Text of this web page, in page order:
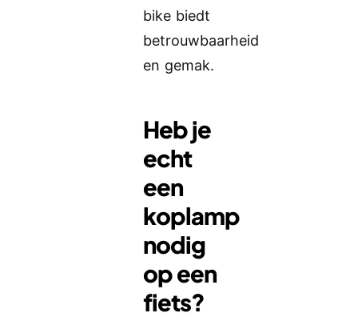
bike biedt
betrouwbaarheid
en gemak.
Heb je
echt
een
koplamp
nodig
op een
fiets?